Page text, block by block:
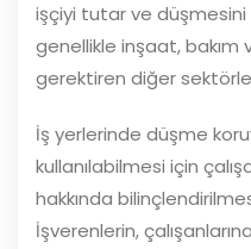
işçiyi tutar ve
genellikle inşaat, bakım
gerektiren diğer
İş yerlerinde düşme
kullanılabilmesi için
hakkında
İşverenlerin,